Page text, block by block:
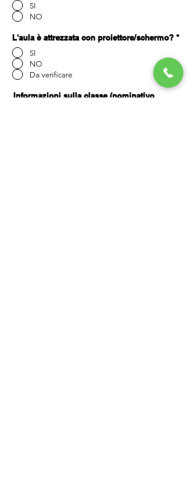
SI
NO
L'aula è attrezzata con proiettore/schermo? *
SI
NO
Da verificare
Informazioni sulla classe (nominativo